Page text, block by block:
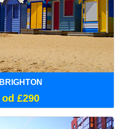
BRIGHTON
od £290